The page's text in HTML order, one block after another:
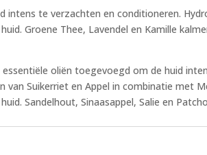
te verzachten en conditioneren.
Groene Thee, Lavendel en Kamille
oliën toegevoegd om de huid
Suikerriet en Appel in combinatie met
Sandelhout, Sinaasappel, Salie en